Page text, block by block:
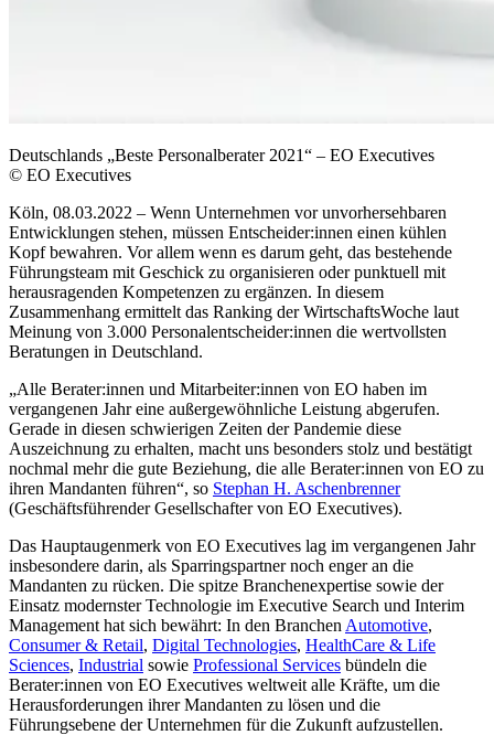
Deutschlands „Beste Personalberater 2021“ – EO Executives
© EO Executives
Köln, 08.03.2022 – Wenn Unternehmen vor unvorhersehbaren
Entwicklungen stehen, müssen Entscheider:innen einen kühlen
Kopf bewahren. Vor allem wenn es darum geht, das bestehende
Führungsteam mit Geschick zu organisieren oder punktuell mit
herausragenden Kompetenzen zu ergänzen. In diesem
Zusammenhang ermittelt das Ranking der WirtschaftsWoche laut
Meinung von 3.000 Personalentscheider:innen die wertvollsten
Beratungen in Deutschland.
„Alle Berater:innen und Mitarbeiter:innen von EO haben im
vergangenen Jahr eine außergewöhnliche Leistung abgerufen.
Gerade in diesen schwierigen Zeiten der Pandemie diese
Auszeichnung zu erhalten, macht uns besonders stolz und bestätigt
nochmal mehr die gute Beziehung, die alle Berater:innen von EO zu
ihren Mandanten führen“, so Stephan H. Aschenbrenner
(Geschäftsführender Gesellschafter von EO Executives).
Das Hauptaugenmerk von EO Executives lag im vergangenen Jahr
insbesondere darin, als Sparringspartner noch enger an die
Mandanten zu rücken. Die spitze Branchenexpertise sowie der
Einsatz modernster Technologie im Executive Search und Interim
Management hat sich bewährt: In den Branchen Automotive,
Consumer & Retail, Digital Technologies, HealthCare & Life
Sciences, Industrial sowie Professional Services bündeln die
Berater:innen von EO Executives weltweit alle Kräfte, um die
Herausforderungen ihrer Mandanten zu lösen und die
Führungsebene der Unternehmen für die Zukunft aufzustellen.